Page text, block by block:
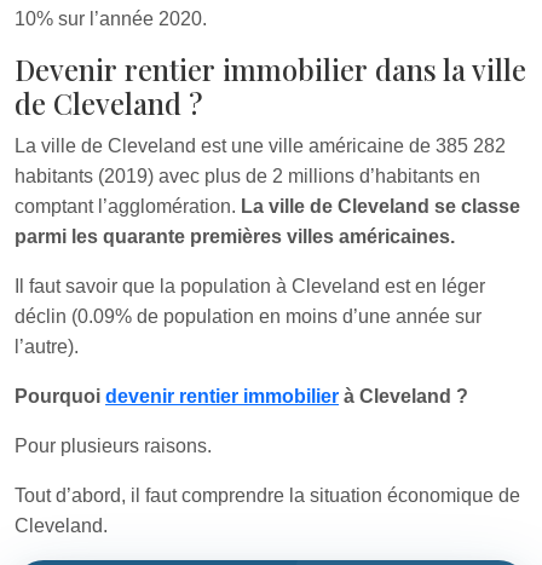
10% sur l’année 2020.
Devenir rentier immobilier dans la ville
de Cleveland ?
La ville de Cleveland est une ville américaine de 385 282
habitants (2019) avec plus de 2 millions d’habitants en
comptant l’agglomération. La ville de Cleveland se classe
parmi les quarante premières villes américaines.
Il faut savoir que la population à Cleveland est en léger
déclin (0.09% de population en moins d’une année sur
l’autre).
Pourquoi devenir rentier immobilier à Cleveland ?
Pour plusieurs raisons.
Tout d’abord, il faut comprendre la situation économique de
Cleveland.